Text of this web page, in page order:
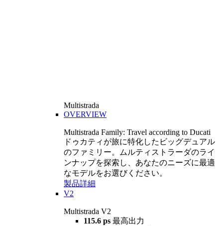
Multistrada
OVERVIEW
Multistrada Family: Travel according to Ducati
ドゥカティが旅に特化したビッグデュアル
のファミリー。ムルティストラーダのライ
ンナップを探索し、あなたのニーズに最適
なモデルをお選びください。
製品詳細
V2
Multistrada V2
115.6 ps 最高出力